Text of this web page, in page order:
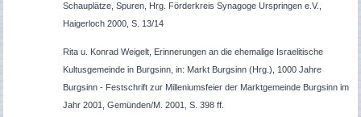
Schauplätze, Spuren, Hrg. Förderkreis Synagoge Urspringen e.V.,
Haigerloch 2000, S. 13/14
Rita u. Konrad Weigelt, Erinnerungen an die ehemalige Israelitische
Kultusgemeinde in Burgsinn, in: Markt Burgsinn (Hrg.), 1000 Jahre
Burgsinn - Festschrift zur Milleniumsfeier der Marktgemeinde Burgsinn im
Jahr 2001, Gemünden/M. 2001, S. 398 ff.